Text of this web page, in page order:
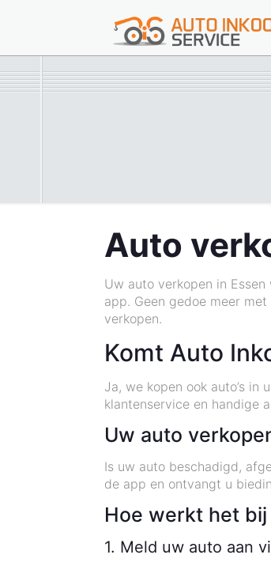
Auto
Uw auto verkopen in
app. Geen gedoe meer
verkopen.
Komt Auto
Ja, we kopen ook auto’s
klantenservice en handige
Uw auto
Is uw auto beschadigd,
de app en ontvangt u
Hoe werkt het bij
1. Meld uw auto aan